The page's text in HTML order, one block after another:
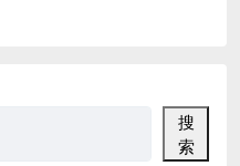
搜
索